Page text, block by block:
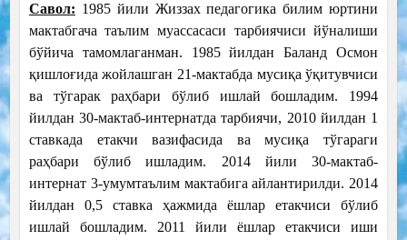
Савол: 1985 йили Жиззах педагогика билим юртини
мактабгача таълим муассасаси тарбиячиси йўналиши
бўйича тамомлаганман. 1985 йилдан Баланд Осмон
қишлоғида жойлашган 21-мактабда мусиқа ўқитувчиси
ва тўгарак раҳбари бўлиб ишлай бошладим. 1994
йилдан 30-мактаб-интернатда тарбиячи, 2010 йилдан 1
ставкада етакчи вазифасида ва мусиқа тўгараги
раҳбари бўлиб ишладим. 2014 йили 30-мактаб-
интернат 3-умумтаълим мактабига айлантирилди. 2014
йилдан 0,5 ставка ҳажмида ёшлар етакчиси бўлиб
ишлай бошладим. 2011 йили ёшлар етакчиси иши